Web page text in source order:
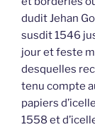
dudit Jehan
susdit 1546
jour et feste
desquelles
tenu compte
papiers
1558 et